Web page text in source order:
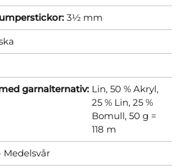
3½ mm
garnalternativ: Lin, 50 % Akryl,
25 % Lin, 25 %
Bomull, 50 g =
118 m
Medelsvår